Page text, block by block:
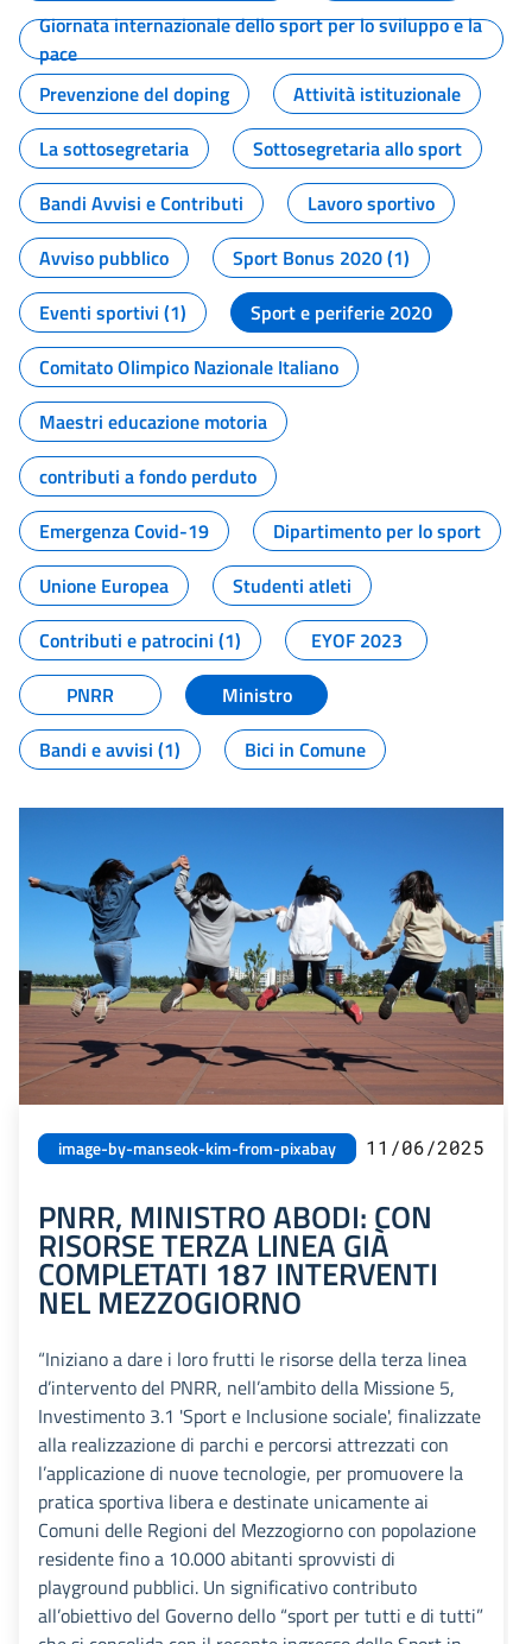
Giornata internazionale dello sport per lo sviluppo e la
pace
Prevenzione del doping
Attività istituzionale
La sottosegretaria
Sottosegretaria allo sport
Bandi Avvisi e Contributi
Lavoro sportivo
Avviso pubblico
Sport Bonus 2020 (1)
Eventi sportivi (1)
Sport e periferie 2020
Comitato Olimpico Nazionale Italiano
Maestri educazione motoria
contributi a fondo perduto
Emergenza Covid-19
Dipartimento per lo sport
Unione Europea
Studenti atleti
Contributi e patrocini (1)
EYOF 2023
PNRR
Ministro
Bandi e avvisi (1)
Bici in Comune
image-by-manseok-kim-from-pixabay 11/06/2025
PNRR, MINISTRO ABODI: CON
RISORSE TERZA LINEA GIÀ
COMPLETATI 187 INTERVENTI
NEL MEZZOGIORNO
“Iniziano a dare i loro frutti le risorse della terza linea
d’intervento del PNRR, nell’ambito della Missione 5,
Investimento 3.1 'Sport e Inclusione sociale', finalizzate
alla realizzazione di parchi e percorsi attrezzati con
l’applicazione di nuove tecnologie, per promuovere la
pratica sportiva libera e destinate unicamente ai
Comuni delle Regioni del Mezzogiorno con popolazione
residente fino a 10.000 abitanti sprovvisti di
playground pubblici. Un significativo contributo
all’obiettivo del Governo dello “sport per tutti e di tutti”